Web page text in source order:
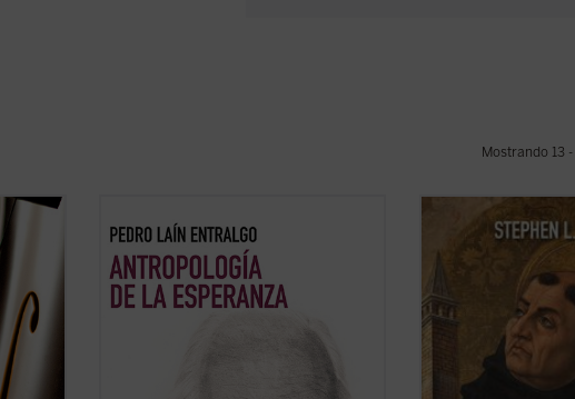
Mostrando 13
de
En
Este libro nos invita a reflexionar sobre
uno de los motores fundamentales del
ser humano: la esperanza. A través de un
análisis profundo y accesible, el autor
explora cómo este concepto ha guiado
Este libro busca
son expertos al
de Aquino,
obra que rara vez se
día y ofreciendo una
diferente de su
naturaleza, los ...